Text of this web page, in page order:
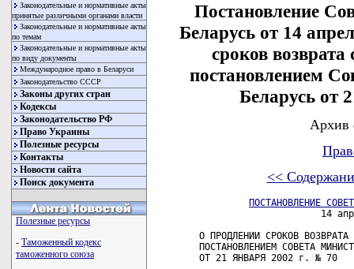
Законодательные и нормативные акты
принятые различными органами власти
Законодательные и нормативные акты
по темам
Законодательные и нормативные акты
по виду документы
Международное право в Беларуси
Законодательство СССР
Законы других стран
Кодексы
Законодательство РФ
Право Украины
Полезные ресурсы
Контакты
Новости сайта
Поиск документа
Полезные ресурсы
- Таможенный кодекс
таможенного союза
Постановление
Беларусь от 14
сроков
постановлением
Беларусь от
Архив
<<
ПОСТАНОВЛЕНИЕ
14
О ПРОДЛЕНИИ СРОКОВ
ПОСТАНОВЛЕНИЕМ СОВЕТА
ОТ 21 ЯНВАРЯ 2002 г. № 70